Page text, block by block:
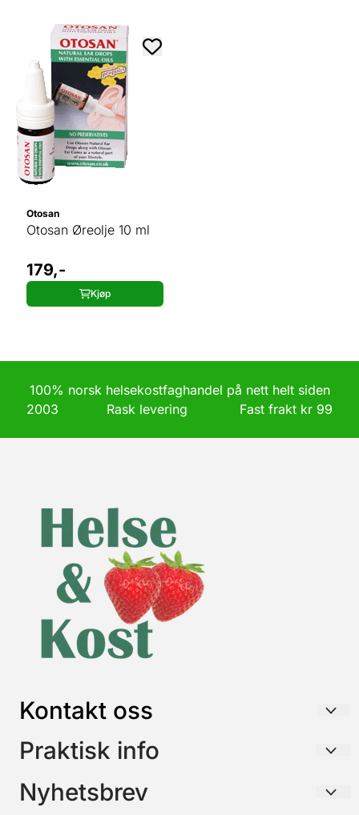
Otosan
Otosan Øreolje 10 ml
179,-
Kjøp
100% norsk helsekostfaghandel på nett helt siden
2003 Rask levering Fast frakt kr 99
Kontakt oss
HELSE & KOST AS
3195 SKOPPUM
Praktisk info
Frakt / Forsendelse / Retur
Nyhetsbrev